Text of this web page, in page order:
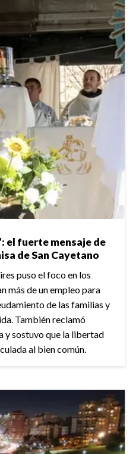
el fuerte mensaje de
de San Cayetano
puso el foco en los
más de un empleo para
de las familias y
También reclamó
y sostuvo que la libertad
al bien común.